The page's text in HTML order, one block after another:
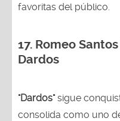
favoritas del público.
17. Romeo
Dardos
"Dardos"sigue
consolida como uno